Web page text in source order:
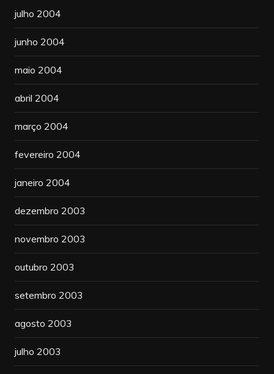
julho 2004
junho 2004
maio 2004
abril 2004
março 2004
fevereiro 2004
janeiro 2004
dezembro 2003
novembro 2003
outubro 2003
setembro 2003
agosto 2003
julho 2003